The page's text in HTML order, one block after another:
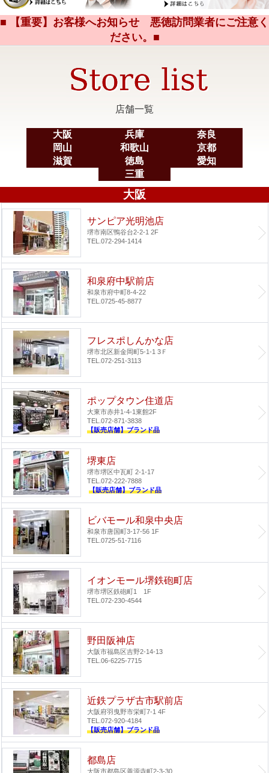
■ 【重要】お客様へお知らせ 悪徳訪問業者にご注意く
ださい。■
店舗一覧
大阪 兵庫
奈良
岡山
和歌山
京都
滋賀
徳島
愛知
三重
大阪
サンピア光明池店
堺市南区鴨谷台2-2-1 2F
TEL.072-294-1414
和泉府中駅前店
和泉市府中町8-4-22
TEL.0725-45-8877
フレスポしんかな店
堺市北区新金岡町5-1-1 3Ｆ
TEL.072-251-3113
ポップタウン住道店
大東市赤井1-4-1東館2F
TEL.072-871-3838
【販売店舗】ブランド品
堺東店
堺市堺区中瓦町 2-1-17
TEL.072-222-7888
【販売店舗】ブランド品
ビバモール和泉中央店
和泉市唐国町3-17-56 1F
TEL.0725-51-7116
イオンモール堺鉄砲町店
堺市堺区鉄砲町1 1F
TEL.072-230-4544
野田阪神店
大阪市福島区吉野2-14-13
TEL.06-6225-7715
近鉄プラザ古市駅前店
大阪府羽曳野市栄町7-1 4F
TEL.072-920-4184
【販売店舗】ブランド品
都島店
大阪市都島区善源寺町2-3-30